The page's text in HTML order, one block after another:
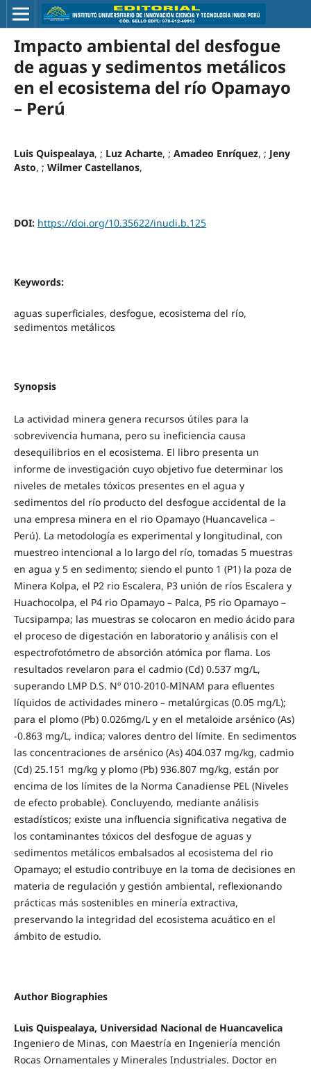
Impacto ambiental del desfogue
de aguas y sedimentos metálicos
en el ecosistema del río Opamayo
– Perú
Luis Quispealaya, ; Luz Acharte, ; Amadeo Enríquez, ; Jeny
Asto, ; Wilmer Castellanos,
DOI: https://doi.org/10.35622/inudi.b.125
Keywords:
aguas superficiales, desfogue, ecosistema del río,
sedimentos metálicos
Synopsis
La actividad minera genera recursos útiles para la
sobrevivencia humana, pero su ineficiencia causa
desequilibrios en el ecosistema. El libro presenta un
informe de investigación cuyo objetivo fue determinar los
niveles de metales tóxicos presentes en el agua y
sedimentos del río producto del desfogue accidental de la
una empresa minera en el rio Opamayo (Huancavelica –
Perú). La metodología es experimental y longitudinal, con
muestreo intencional a lo largo del río, tomadas 5 muestras
en agua y 5 en sedimento; siendo el punto 1 (P1) la poza de
Minera Kolpa, el P2 rio Escalera, P3 unión de ríos Escalera y
Huachocolpa, el P4 rio Opamayo – Palca, P5 rio Opamayo –
Tucsipampa; las muestras se colocaron en medio ácido para
el proceso de digestación en laboratorio y análisis con el
espectrofotómetro de absorción atómica por flama. Los
resultados revelaron para el cadmio (Cd) 0.537 mg/L,
superando LMP D.S. Nº 010-2010-MINAM para efluentes
líquidos de actividades minero – metalúrgicas (0.05 mg/L);
para el plomo (Pb) 0.026mg/L y en el metaloide arsénico (As)
-0.863 mg/L, indica; valores dentro del límite. En sedimentos
las concentraciones de arsénico (As) 404.037 mg/kg, cadmio
(Cd) 25.151 mg/kg y plomo (Pb) 936.807 mg/kg, están por
encima de los límites de la Norma Canadiense PEL (Niveles
de efecto probable). Concluyendo, mediante análisis
estadísticos; existe una influencia significativa negativa de
los contaminantes tóxicos del desfogue de aguas y
sedimentos metálicos embalsados al ecosistema del rio
Opamayo; el estudio contribuye en la toma de decisiones en
materia de regulación y gestión ambiental, reflexionando
prácticas más sostenibles en minería extractiva,
preservando la integridad del ecosistema acuático en el
ámbito de estudio.
Author Biographies
Luis Quispealaya, Universidad Nacional de Huancavelica
Ingeniero de Minas, con Maestría en Ingeniería mención
Rocas Ornamentales y Minerales Industriales. Doctor en